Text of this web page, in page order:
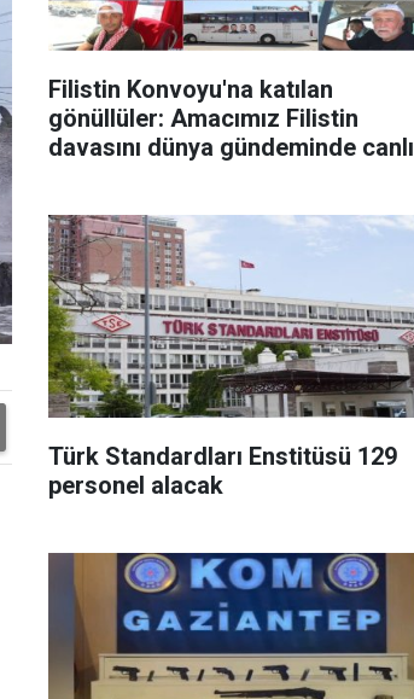
Filistin Konvoyu'na katılan
gönüllüler: Amacımız Filistin
davasını dünya gündeminde canlı
Türk Standardları Enstitüsü 129
personel alacak